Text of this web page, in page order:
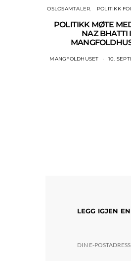
OSLOSAMTALER POLITIKK
POLITIKK MØTE
NAZ BHATTI I
MANGFOLDHUSET 10.
LEGG IGJEN
DIN E-